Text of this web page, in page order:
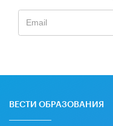
ВЕСТИ ОБРАЗОВАНИЯ